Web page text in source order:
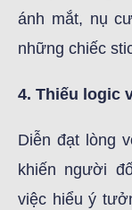
ánh mắt, nụ
những chiếc
4. Thiếu logic
Diễn đạt lòng
khiến người
việc hiểu ý